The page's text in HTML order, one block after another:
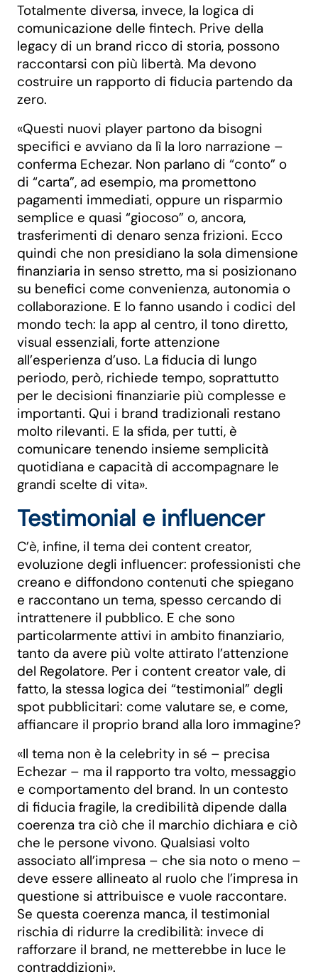
Totalmente diversa, invece, la logica di
comunicazione delle fintech. Prive della
legacy di un brand ricco di storia, possono
raccontarsi con più libertà. Ma devono
costruire un rapporto di fiducia partendo da
zero.
«Questi nuovi player partono da bisogni
specifici e avviano da lì la loro narrazione –
conferma Echezar. Non parlano di “conto” o
di “carta”, ad esempio, ma promettono
pagamenti immediati, oppure un risparmio
semplice e quasi “giocoso” o, ancora,
trasferimenti di denaro senza frizioni. Ecco
quindi che non presidiano la sola dimensione
finanziaria in senso stretto, ma si posizionano
su benefici come convenienza, autonomia o
collaborazione. E lo fanno usando i codici del
mondo tech: la app al centro, il tono diretto,
visual essenziali, forte attenzione
all’esperienza d’uso. La fiducia di lungo
periodo, però, richiede tempo, soprattutto
per le decisioni finanziarie più complesse e
importanti. Qui i brand tradizionali restano
molto rilevanti. E la sfida, per tutti, è
comunicare tenendo insieme semplicità
quotidiana e capacità di accompagnare le
grandi scelte di vita».
Testimonial e influencer
C’è, infine, il tema dei content creator,
evoluzione degli influencer: professionisti che
creano e diffondono contenuti che spiegano
e raccontano un tema, spesso cercando di
intrattenere il pubblico. E che sono
particolarmente attivi in ambito finanziario,
tanto da avere più volte attirato l’attenzione
del Regolatore. Per i content creator vale, di
fatto, la stessa logica dei “testimonial” degli
spot pubblicitari: come valutare se, e come,
affiancare il proprio brand alla loro immagine?
«Il tema non è la celebrity in sé – precisa
Echezar – ma il rapporto tra volto, messaggio
e comportamento del brand. In un contesto
di fiducia fragile, la credibilità dipende dalla
coerenza tra ciò che il marchio dichiara e ciò
che le persone vivono. Qualsiasi volto
associato all’impresa – che sia noto o meno –
deve essere allineato al ruolo che l’impresa in
questione si attribuisce e vuole raccontare.
Se questa coerenza manca, il testimonial
rischia di ridurre la credibilità: invece di
rafforzare il brand, ne metterebbe in luce le
contraddizioni».